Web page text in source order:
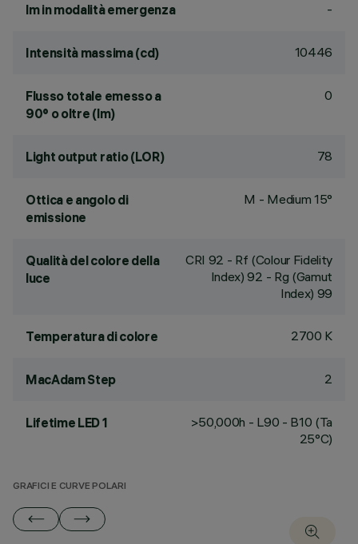
lm in modalità emergenza -
Intensità massima (cd) 10446
Flusso totale emesso a
90° o oltre (lm)
0
Light output ratio (LOR) 78
Ottica e angolo di
emissione
M - Medium 15°
Qualità del colore della
luce
CRI 92 - Rf (Colour Fidelity
Index) 92 - Rg (Gamut
Index) 99
Temperatura di colore 2700 K
MacAdam Step 2
Lifetime LED 1
>50,000h - L90 - B10 (Ta
25°C)
GRAFICI E CURVE POLARI